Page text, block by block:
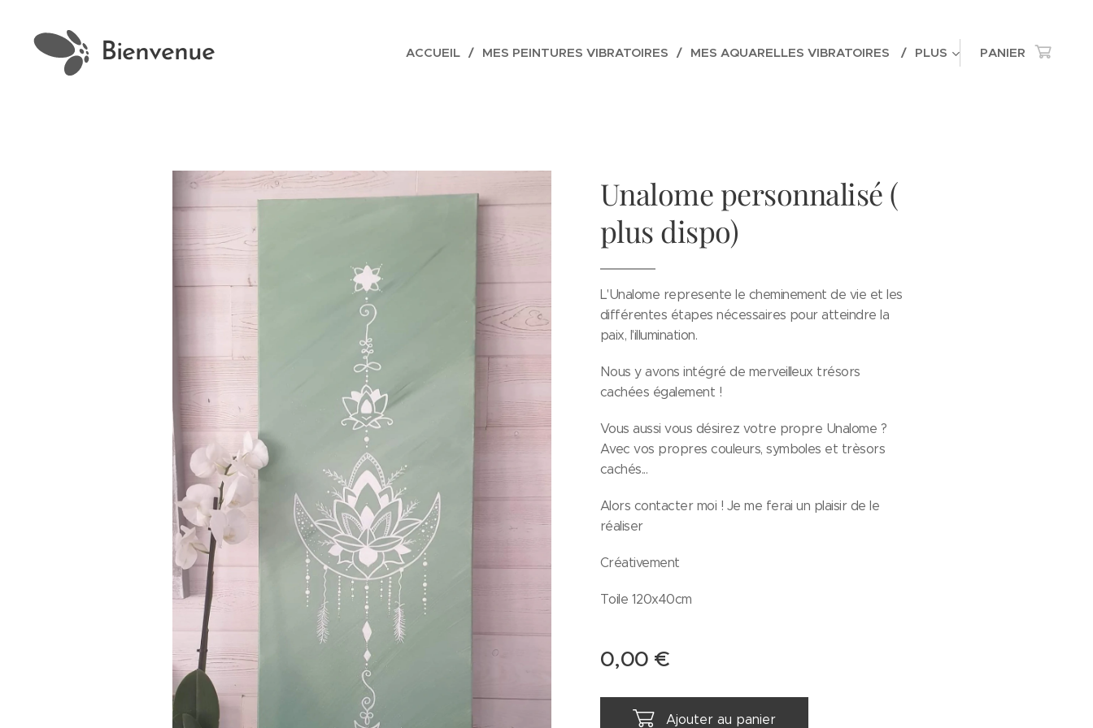
Bienvenue ACCUEIL MES PEINTURES VIBRATOIRES MES AQUARELLES VIBRATOIRES PLUS PANIER
Unalome personnalisé (
plus dispo)
L'Unalome represente le cheminement de vie et les
différentes étapes nécessaires pour atteindre la
paix, l'illumination.
Nous y avons intégré de merveilleux trésors
cachées également !
Vous aussi vous désirez votre propre Unalome ?
Avec vos propres couleurs, symboles et trèsors
cachés...
Alors contacter moi ! Je me ferai un plaisir de le
réaliser
Créativement
Toile 120x40cm
0,00 €
Ajouter au panier